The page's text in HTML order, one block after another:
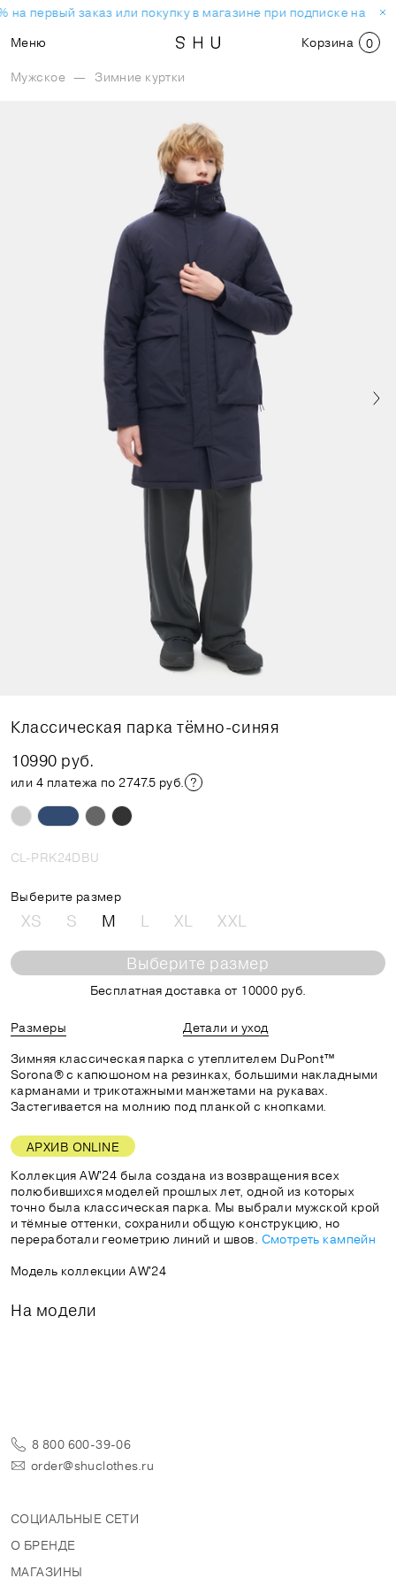
на первый заказ или покупку в магазине при подписке на
Меню
Корзина 0
Мужское — Зимние куртки
Классическая парка тёмно-синяя
10990 руб.
или 4 платежа по 2747.5 руб.
CL-PRK24DBU
Выберите размер
XS S M L XL XXL
Выберите размер
Бесплатная доставка от 10000 руб.
Размеры
Детали и уход
Зимняя классическая парка с утеплителем DuPont™
Sorona® с капюшоном на резинках, большими накладными
карманами и трикотажными манжетами на рукавах.
Застегивается на молнию под планкой с кнопками.
АРХИВ ONLINE
Коллекция AW'24 была создана из возвращения всех
полюбившихся моделей прошлых лет, одной из которых
точно была классическая парка. Мы выбрали мужской крой
и тёмные оттенки, сохранили общую конструкцию, но
переработали геометрию линий и швов. Смотреть кампейн
Модель коллекции AW'24
На модели
8 800 600-39-06
order@shuclothes.ru
СОЦИАЛЬНЫЕ СЕТИ
О БРЕНДЕ
МАГАЗИНЫ